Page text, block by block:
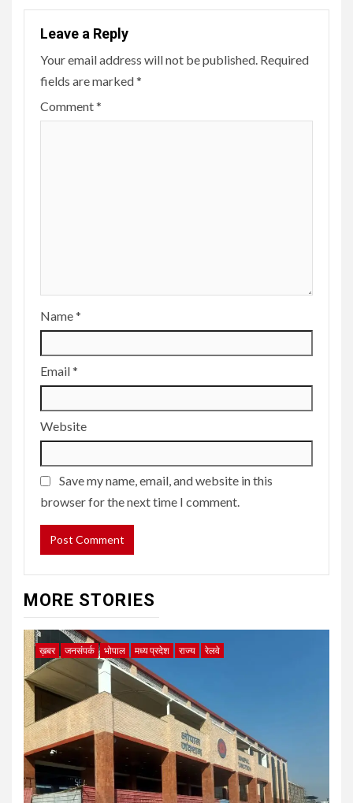
Leave a Reply
Your email address will not be published. Required
fields are marked*
Comment*
Name*
Email*
Website
Save my name, email, and website in this
browser for the next time I comment.
MORE STORIES
ख़बर जनसंपर्क भोपाल मध्य प्रदेश राज्य रेलवे